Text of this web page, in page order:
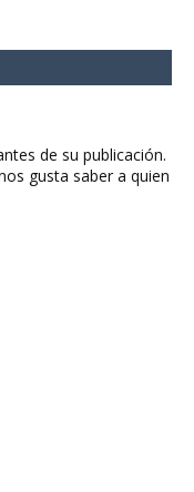
de su publicación.
gusta saber a quien